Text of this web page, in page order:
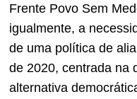
Frente Povo Sem
igualmente, a
de uma política de
de 2020, centrada na
alternativa